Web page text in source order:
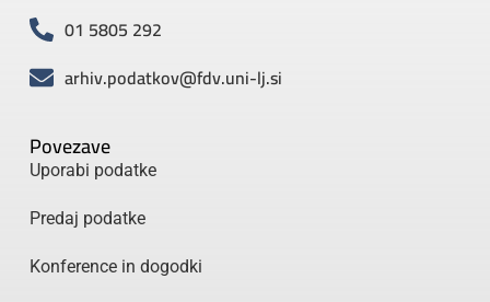
Povezave
Uporabi podatke
Predaj podatke
Konference in dogodki
01 5805 292
arhiv.podatkov@fdv.uni-lj.si